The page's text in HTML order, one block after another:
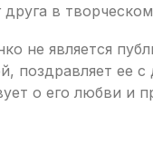
в
не является
поздравляет ее
о его любви и